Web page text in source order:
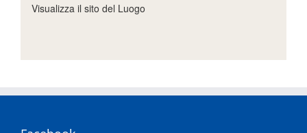
Visualizza il sito del Luogo